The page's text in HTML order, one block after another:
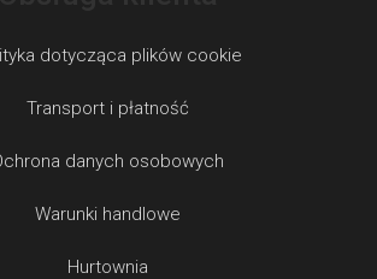
dotycząca plików cookie
Transport i płatność
danych osobowych
Warunki handlowe
Hurtownia